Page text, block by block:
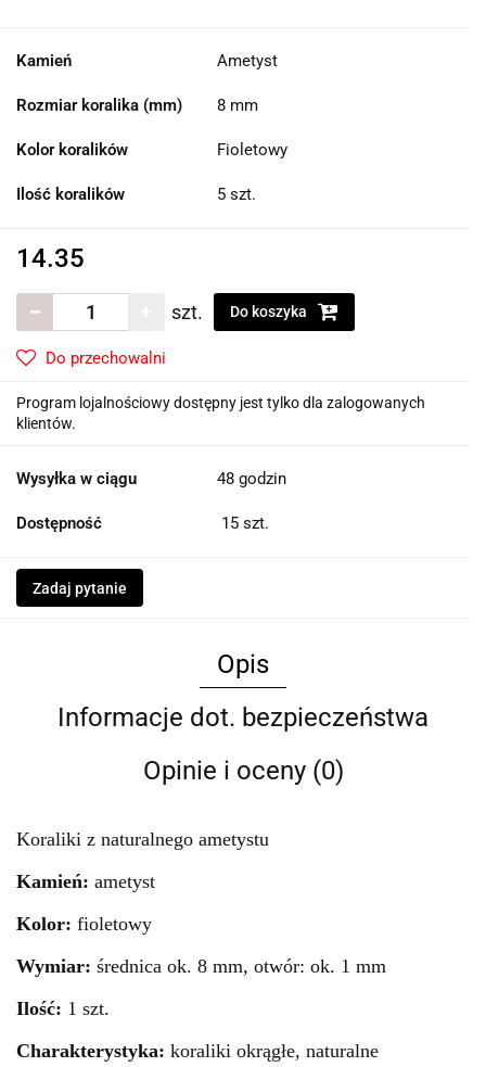
Kamień Ametyst
Rozmiar koralika (mm) 8 mm
Kolor koralików Fioletowy
Ilość koralików 5 szt.
14.35
szt. Do koszyka
Do przechowalni
Program lojalnościowy dostępny jest tylko dla zalogowanych
klientów.
Wysyłka w ciągu 48 godzin
Dostępność 15 szt.
Zadaj pytanie
Opis
Informacje dot. bezpieczeństwa
Opinie i oceny (0)
Koraliki z naturalnego ametystu
Kamień: ametyst
Kolor: fioletowy
Wymiar: średnica ok. 8 mm, otwór: ok. 1 mm
Ilość: 1 szt.
Charakterystyka: koraliki okrągłe, naturalne